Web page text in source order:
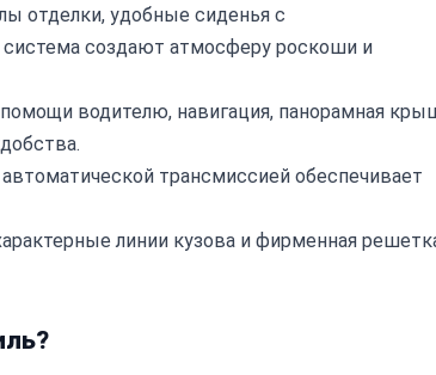
отделки, удобные сиденья с
система создают атмосферу роскоши и
водителю, навигация, панорамная
трансмиссией обеспечивает
линии кузова и фирменная